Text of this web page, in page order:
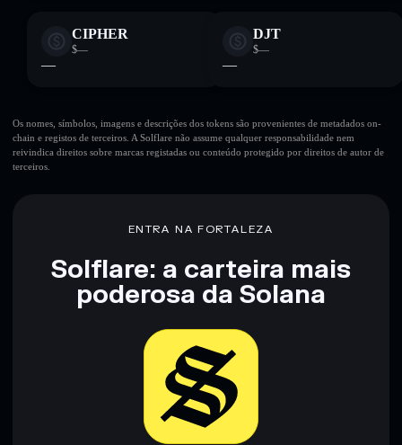
CIPHER
$—
—
DJT
$—
—
Os nomes, símbolos, imagens e descrições dos tokens são provenientes de metadados on-
chain e registos de terceiros. A Solflare não assume qualquer responsabilidade nem
reivindica direitos sobre marcas registadas ou conteúdo protegido por direitos de autor de
terceiros.
ENTRA NA FORTALEZA
Solflare: a carteira mais
poderosa da Solana
Baixar agora